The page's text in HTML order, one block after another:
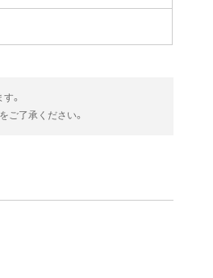
。
ご了承ください。